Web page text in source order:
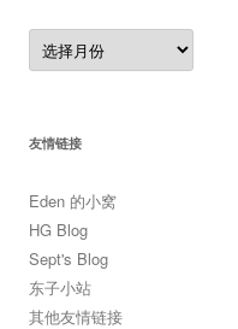
归
档
友情链接
Eden 的小窝
HG Blog
Sept's Blog
东子小站
其他友情链接